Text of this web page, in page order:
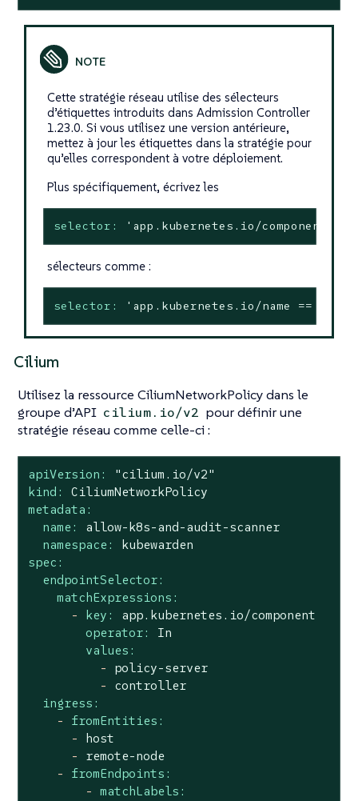
Cette stratégie réseau utilise des sélecteurs
d’étiquettes introduits dans Admission Controller
1.23.0. Si vous utilisez une version antérieure,
mettez à jour les étiquettes dans la stratégie pour
qu’elles correspondent à votre déploiement.
Plus spécifiquement, écrivez les
selector: 'app.kubernetes.io/component
sélecteurs comme :
selector: 'app.kubernetes.io/name ==
Cilium
Utilisez la ressource CiliumNetworkPolicy dans le
groupe d’API cilium.io/v2 pour définir une
stratégie réseau comme celle-ci :
apiVersion:
"cilium.io/v2"
kind:
CiliumNetworkPolicy
metadata:
name:
allow-k8s-and-audit-scanner
namespace:
kubewarden
spec:
endpointSelector:
matchExpressions:
-
key:
app.kubernetes.io/component
operator:
In
values:
-
policy-server
-
controller
ingress:
-
fromEntities:
-
host
-
remote-node
-
fromEndpoints:
- matchLabels: